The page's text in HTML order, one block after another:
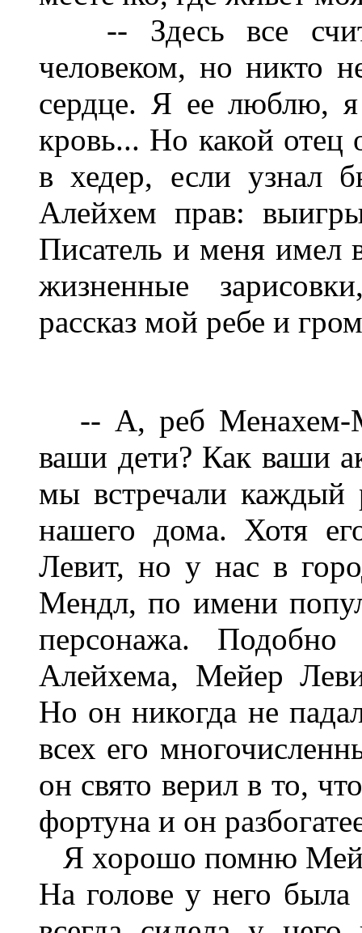
-- Здесь все
человеком, но никто
сердце. Я ее люблю,
кровь... Но какой отец
в хедер, если узнал
Алейхем прав:
Писатель и меня имел
жизненные
рассказ мой ребе и
-- А, реб Менахем-
ваши дети? Как ваши
мы встречали каждый
нашего дома. Хотя
Левит, но у нас в
Мендл, по имени
персонажа.
Алейхема, Мейер
Но он никогда не
всех его
он свято верил в то,
фортуна и он
Я хорошо помню
На голове у него была